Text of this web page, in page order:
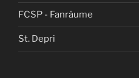
FCSP - Fanräume
St. Depri